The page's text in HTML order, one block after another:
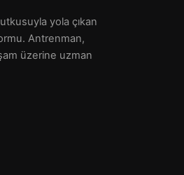
yola çıkan
Antrenman,
üzerine uzman